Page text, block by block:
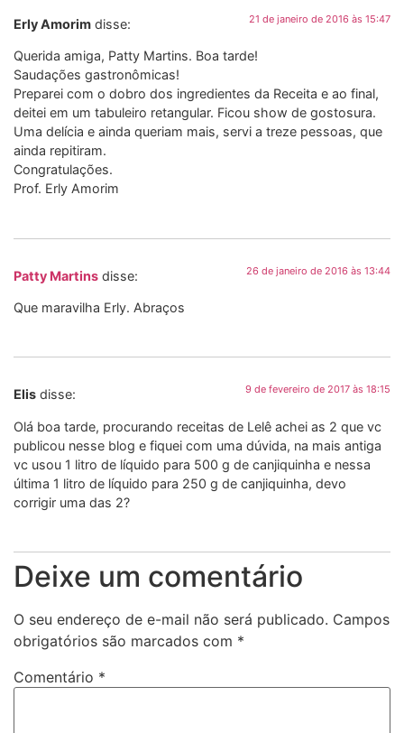
Erly Amorim disse: 21 de janeiro de 2016 às 15:47
Querida amiga, Patty Martins. Boa tarde!
Saudações gastronômicas!
Preparei com o dobro dos ingredientes da Receita e ao final,
deitei em um tabuleiro retangular. Ficou show de gostosura.
Uma delícia e ainda queriam mais, servi a treze pessoas, que
ainda repitiram.
Congratulações.
Prof. Erly Amorim
Patty Martins disse: 26 de janeiro de 2016 às 13:44
Que maravilha Erly. Abraços
Elis disse: 9 de fevereiro de 2017 às 18:15
Olá boa tarde, procurando receitas de Lelê achei as 2 que vc
publicou nesse blog e fiquei com uma dúvida, na mais antiga
vc usou 1 litro de líquido para 500 g de canjiquinha e nessa
última 1 litro de líquido para 250 g de canjiquinha, devo
corrigir uma das 2?
Deixe um comentário
O seu endereço de e-mail não será publicado. Campos
obrigatórios são marcados com *
Comentário *